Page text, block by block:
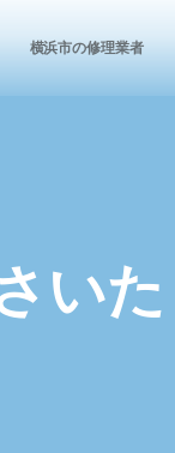
横浜市の修理業者
い